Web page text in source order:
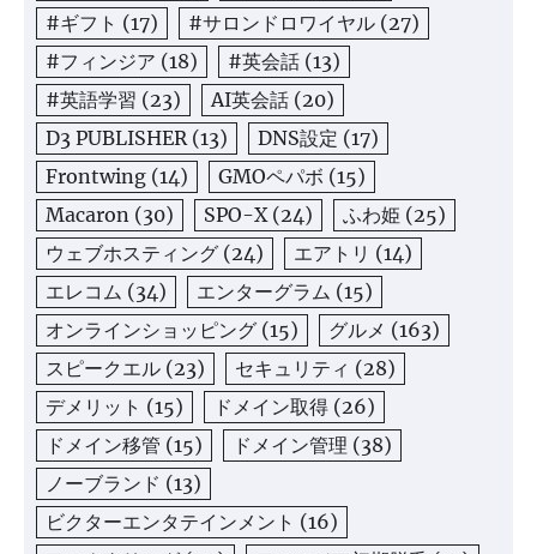
#ギフト (17) #サロンドロワイヤル (27)
#フィンジア (18) #英会話 (13)
#英語学習 (23) AI英会話 (20)
D3 PUBLISHER (13) DNS設定 (17)
Frontwing (14) GMOペパボ (15)
Macaron (30) SPO-X (24) ふわ姫 (25)
ウェブホスティング (24) エアトリ (14)
エレコム (34) エンターグラム (15)
オンラインショッピング (15) グルメ (163)
スピークエル (23) セキュリティ (28)
デメリット (15) ドメイン取得 (26)
ドメイン移管 (15) ドメイン管理 (38)
ノーブランド (13)
ビクターエンタテインメント (16)